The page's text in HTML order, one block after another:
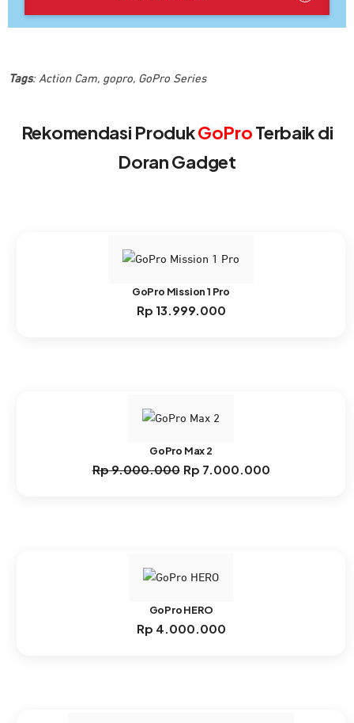
Tags: Action Cam, gopro, GoPro Series
Rekomendasi ProdukGoProTerbaik di
Doran Gadget
GoPro Mission 1 Pro
Rp 13.999.000
GoPro Max 2
Rp9.000.000 Harga
Rp 7.000.000Harga
GoPro HERO
Rp 4.000.000